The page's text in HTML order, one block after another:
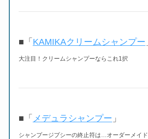
■「 KAMIKAクリームシャンプー
大注目！クリームシャンプーならこれ1択
■「 メデュラシャンプー 」
シャンプージプシーの終止符は…オーダーメイド